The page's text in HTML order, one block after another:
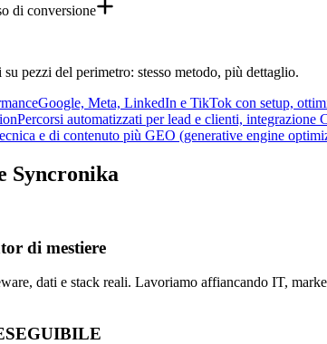
di conversione
pezzi del perimetro: stesso metodo, più dettaglio.
Google, Meta, LinkedIn e TikTok con setup,
Percorsi automatizzati per lead e clienti, integrazione
e di contenuto più GEO (generative engine
Syncronika
di mestiere
dati e stack reali. Lavoriamo affiancando IT,